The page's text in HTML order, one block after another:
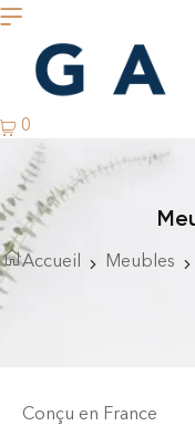
0
Accueil Meubles
Conçu en France